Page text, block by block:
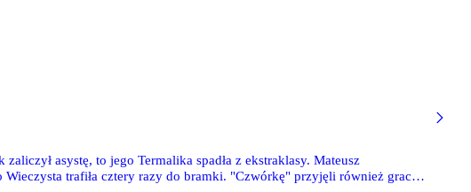
asystę, to jego Termalika spadła z ekstraklasy. Mateusz
trafiła cztery razy do bramki. "Czwórkę" przyjęli również gracz